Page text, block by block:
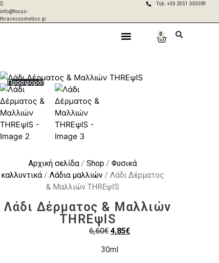
info@focus-
thracecosmetics.gr
άνω των 50€
Aποστολές σε 2-
Τηλ: +30 2551 305081
0
Προσφορά!
Αρχική σελίδα/ Shop/ Φυσικά
καλλυντικά/ Λάδια μαλλιών/ Λάδι Δέρματος
& Μαλλιών THREψIS
Λάδι Δέρματος & Μαλλιών
THREψIS
6,60€ 4,85€
30ml